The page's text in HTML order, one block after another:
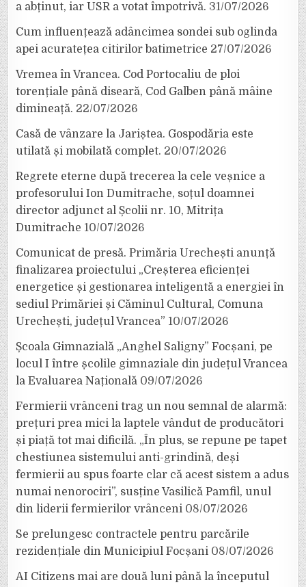
a abținut, iar USR a votat împotrivă. 31/07/2026
Cum influențează adâncimea sondei sub oglinda
apei acuratețea citirilor batimetrice 27/07/2026
Vremea în Vrancea. Cod Portocaliu de ploi
torențiale până diseară, Cod Galben până mâine
dimineață. 22/07/2026
Casă de vânzare la Jariștea. Gospodăria este
utilată și mobilată complet. 20/07/2026
Regrete eterne după trecerea la cele veșnice a
profesorului Ion Dumitrache, soțul doamnei
director adjunct al Școlii nr. 10, Mitrița
Dumitrache 10/07/2026
Comunicat de presă. Primăria Urechești anunță
finalizarea proiectului „Creșterea eficienței
energetice și gestionarea inteligentă a energiei în
sediul Primăriei și Căminul Cultural, Comuna
Urechești, județul Vrancea” 10/07/2026
Școala Gimnazială „Anghel Saligny” Focșani, pe
locul I între școlile gimnaziale din județul Vrancea
la Evaluarea Națională 09/07/2026
Fermierii vrânceni trag un nou semnal de alarmă:
prețuri prea mici la laptele vândut de producători
și piață tot mai dificilă. „În plus, se repune pe tapet
chestiunea sistemului anti-grindină, deși
fermierii au spus foarte clar că acest sistem a adus
numai nenorociri”, susține Vasilică Pamfil, unul
din liderii fermierilor vrânceni 08/07/2026
Se prelungesc contractele pentru parcările
rezidențiale din Municipiul Focșani 08/07/2026
AI Citizens mai are două luni până la începutul